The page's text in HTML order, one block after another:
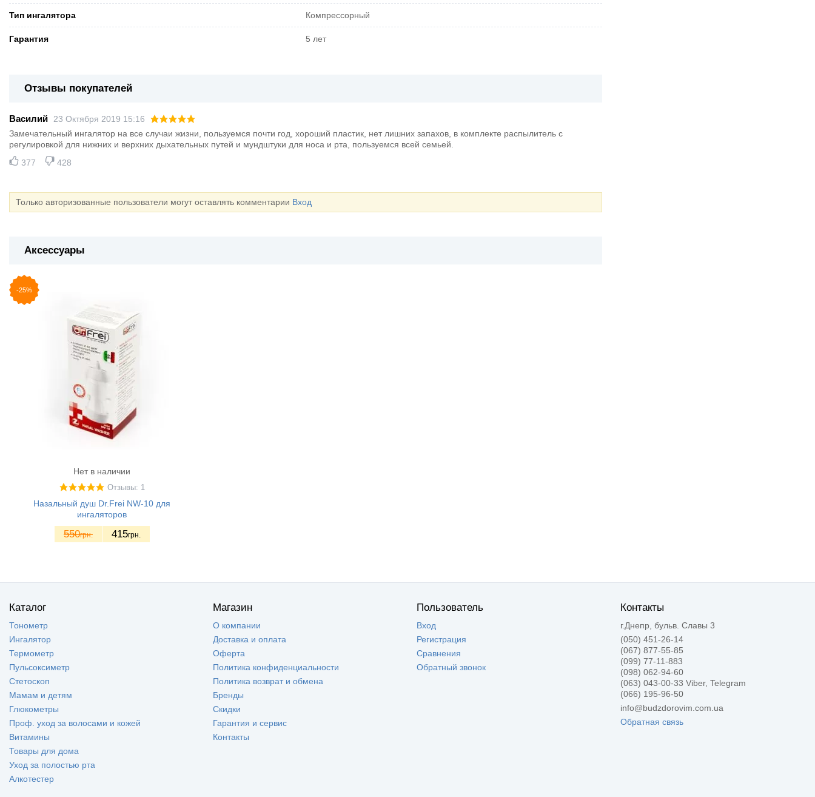
Тип ингалятора Компрессорный
Гарантия 5 лет
Отзывы покупателей
Василий 23 Октября 2019 15:16
Замечательный ингалятор на все случаи жизни, пользуемся почти год, хороший пластик, нет лишних запахов, в комплекте распылитель с
регулировкой для нижних и верхних дыхательных путей и мундштуки для носа и рта, пользуемся всей семьей.
377
428
Только авторизованные пользователи могут оставлять комментарии Вход
Аксессуары
-25%
Нет в наличии
Отзывы: 1
Назальный душ Dr.Frei NW-10 для
ингаляторов
550грн. 415грн.
Каталог
Тонометр
Ингалятор
Термометр
Пульсоксиметр
Стетоскоп
Мамам и детям
Глюкометры
Проф. уход за волосами и кожей
Витамины
Товары для дома
Уход за полостью рта
Алкотестер
Магазин
О компании
Доставка и оплата
Оферта
Политика конфиденциальности
Политика возврат и обмена
Бренды
Скидки
Гарантия и сервис
Контакты
Пользователь
Вход
Регистрация
Сравнения
Обратный звонок
Контакты
г.Днепр, бульв. Славы 3
(050) 451-26-14
(067) 877-55-85
(099) 77-11-883
(098) 062-94-60
(063) 043-00-33 Viber, Telegram
(066) 195-96-50
info@budzdorovim.com.ua
Обратная связь